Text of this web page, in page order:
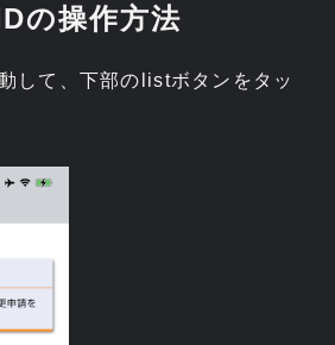
の操作方法
して、下部のlistボタンをタッ